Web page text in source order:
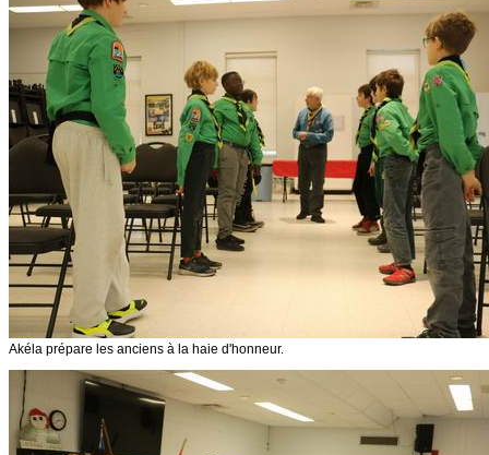
Akéla prépare les anciens à la haie d'honneur.